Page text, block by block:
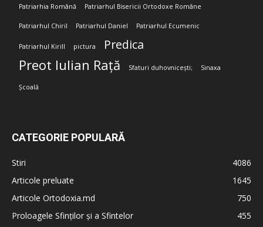
Patriarhia Română Patriarhul Bisericii Ortodoxe Române
Patriarhul Chiril Patriarhul Daniel Patriarhul Ecumenic
Patriarhul Kirill pictura Predica
Preot Iulian Rață Sfaturi duhovnicești; Sinaxa
Școală
CATEGORIE POPULARĂ
Stiri
4086
Articole preluate
1645
Articole Ortodoxia.md
750
Proloagele Sfinților și a Sfintelor
455